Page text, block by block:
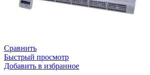
Сравнить
Быстрый просмотр
Добавить в избранное